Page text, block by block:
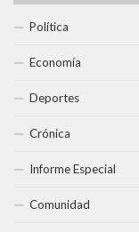
Política
Economía
Deportes
Crónica
Informe Especial
Comunidad